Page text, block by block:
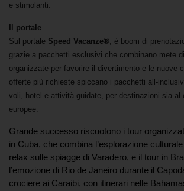
e stimolanti.
Il portale
Sul portale Speed Vacanze®, è boom di
grazie a pacchetti esclusivi che combinano mete
organizzate per favorire il divertimento e le nuove
offerte più richieste spiccano i pacchetti all-
voli, hotel e attività guidate, per destinazioni sia al
europee.
Grande successo riscuotono i tour
in Cuba, che combina l’esplorazione culturale
relax sulle spiagge di Varadero, e il tour in
l’emozione di Rio de Janeiro durante il
crociere ai Caraibi, con itinerari nelle